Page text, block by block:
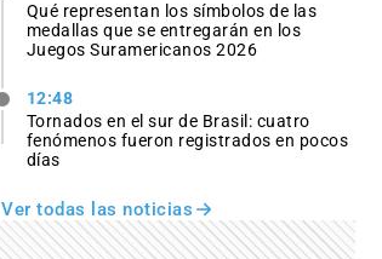
Qué representan los símbolos de las
medallas que se entregarán en los
Juegos Suramericanos 2026
12:48
Tornados en el sur de Brasil: cuatro
fenómenos fueron registrados en pocos
días
Ver todas las noticias